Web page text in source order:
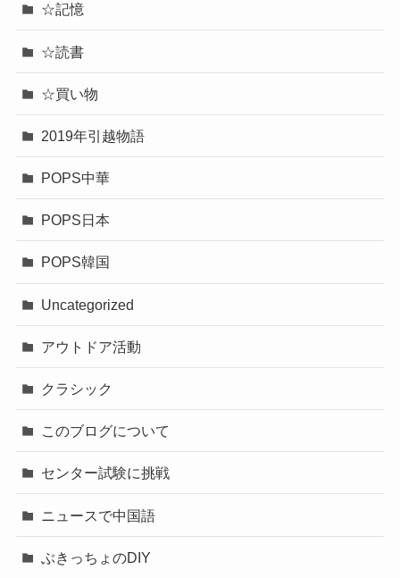
☆記憶
☆読書
☆買い物
2019年引越物語
POPS中華
POPS日本
POPS韓国
Uncategorized
アウトドア活動
クラシック
このブログについて
センター試験に挑戦
ニュースで中国語
ぶきっちょのDIY